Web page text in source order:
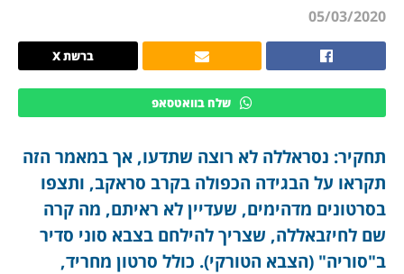
05/03/2020
ברשת X
שלח בוואטסאפ
תחקיר: נסראללה לא רוצה שתדעו, אך במאמר הזה
תקראו על הבגידה הכפולה בקרב סראקב, ותצפו
בסרטונים מדהימים, שעדיין לא ראיתם, מה קרה
שם לחיזבאללה, שצריך להילחם בצבא סוני סדיר
ב"סוריה" (הצבא הטורקי). כולל סרטון מחריד,